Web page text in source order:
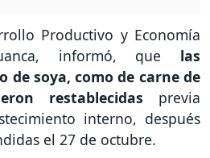
Productivo y Economía
informó, que las
de soya, como de carne de
restablecidas previa
interno, después
el 27 de octubre.